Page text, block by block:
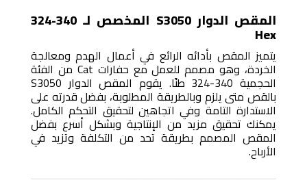
المقص الدوار S3050 المخصص لـ ‎324-340
Hex
يتميز المقص بأدائه الرائع في أعمال الهدم ومعالجة
الخردة، وهو مصمم للعمل مع حفارات Cat من الفئة
الحجمية ‎324-340 طنًا. يقوم المقص الدوار S3050
بالقص متى يلزم وبالطريقة المطلوبة، بفضل قدرته على
الاستدارة التامة وفي اتجاهين لتحقيق التحكم الكامل.
يمكنك تحقيق مزيد من الإنتاجية وبشكل أسرع بفضل
المقص المصمم بطريقة تحد من التكلفة وتزيد في
الأرباح.